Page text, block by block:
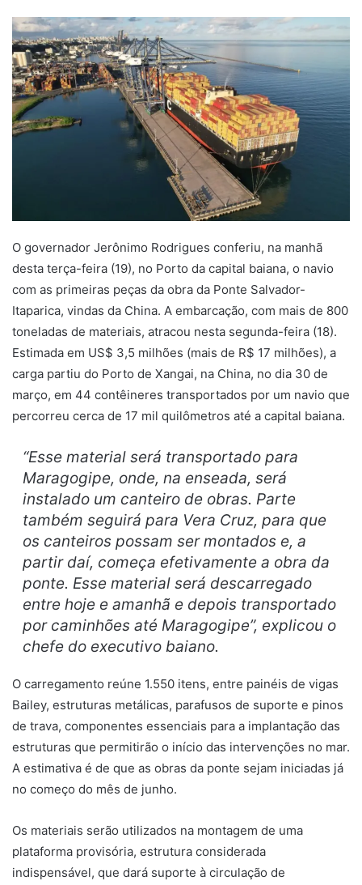
e-
mail
O governador Jerônimo Rodrigues conferiu, na manhã
desta terça-feira (19), no Porto da capital baiana, o navio
com as primeiras peças da obra da Ponte Salvador-
Itaparica, vindas da China. A embarcação, com mais de 800
toneladas de materiais, atracou nesta segunda-feira (18).
Estimada em US$ 3,5 milhões (mais de R$ 17 milhões), a
carga partiu do Porto de Xangai, na China, no dia 30 de
março, em 44 contêineres transportados por um navio que
percorreu cerca de 17 mil quilômetros até a capital baiana.
“Esse material será transportado para
Maragogipe, onde, na enseada, será
instalado um canteiro de obras. Parte
também seguirá para Vera Cruz, para que
os canteiros possam ser montados e, a
partir daí, começa efetivamente a obra da
ponte. Esse material será descarregado
entre hoje e amanhã e depois transportado
por caminhões até Maragogipe”, explicou o
chefe do executivo baiano.
O carregamento reúne 1.550 itens, entre painéis de vigas
Bailey, estruturas metálicas, parafusos de suporte e pinos
de trava, componentes essenciais para a implantação das
estruturas que permitirão o início das intervenções no mar.
A estimativa é de que as obras da ponte sejam iniciadas já
no começo do mês de junho.
Os materiais serão utilizados na montagem de uma
plataforma provisória, estrutura considerada
indispensável, que dará suporte à circulação de